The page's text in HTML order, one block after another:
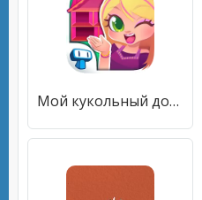
Мой кукольный домик - игры